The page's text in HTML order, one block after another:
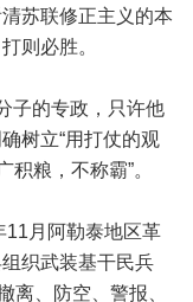
苏联修正主义的本
则必胜。
子的专政，只许他
树立“用打仗的观
积粮，不称霸”。
11月阿勒泰地区革
织武装基干民兵
离、防空、警报、